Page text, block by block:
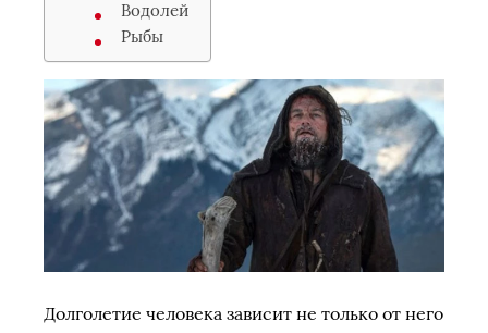
Водолей
Рыбы
Долголетие человека зависит не только от него